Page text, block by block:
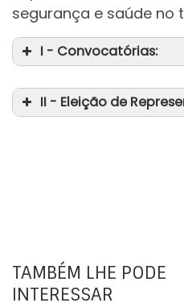
segurança e saúde no
I - Convocatórias:
II - Eleição de
TAMBÉM LHE PODE
INTERESSAR